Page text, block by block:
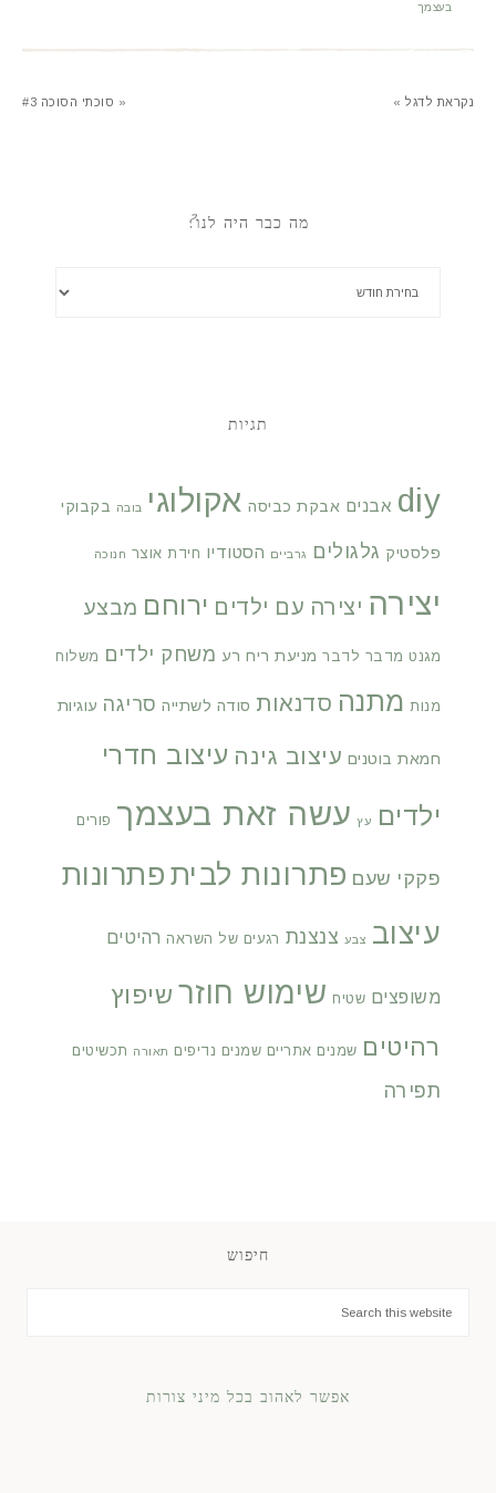
בעצמך
« סוכתי הסוכה #3 נקראת לדגל »
מה כבר היה לנו?
תגיות
diy אבנים אבקת כביסה אקולוגי בובה בקבוקי
פלסטיק גלגולים גרביים הסטודיו חידת אוצר חנוכה
יצירה יצירה עם ילדים ירוחם מבצע
מגנט מדבר לדבר מניעת ריח רע משחק ילדים משלוח
מנות מתנה סדנאות סודה לשתייה סריגה עוגיות
חמאת בוטנים עיצוב גינה עיצוב חדרי
ילדים עץ עשה זאת בעצמך פורים
פקקי שעם פתרונות לבית פתרונות
עיצוב צבע צנצנת רגעים של השראה רהיטים
משופצים שטיח שימוש חוזר שיפוץ
רהיטים שמנים אתריים שמנים נדיפים תאורה תכשיטים
תפירה
חיפוש
אפשר לאהוב בכל מיני צורות